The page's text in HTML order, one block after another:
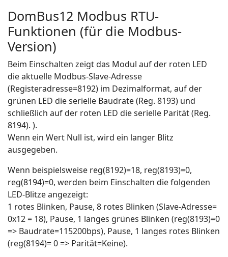
DomBus12 Modbus RTU-
Funktionen (für die Modbus-
Version)
Beim Einschalten zeigt das Modul auf der roten LED
die aktuelle Modbus-Slave-Adresse
(Registeradresse=8192) im Dezimalformat, auf der
grünen LED die serielle Baudrate (Reg. 8193) und
schließlich auf der roten LED die serielle Parität (Reg.
8194). ).
Wenn ein Wert Null ist, wird ein langer Blitz
ausgegeben.
Wenn beispielsweise reg(8192)=18, reg(8193)=0,
reg(8194)=0, werden beim Einschalten die folgenden
LED-Blitze angezeigt:
1 rotes Blinken, Pause, 8 rotes Blinken (Slave-Adresse=
0x12 = 18), Pause, 1 langes grünes Blinken (reg(8193)=0
=> Baudrate=115200bps), Pause, 1 langes rotes Blinken
(reg(8194)= 0 => Parität=Keine).